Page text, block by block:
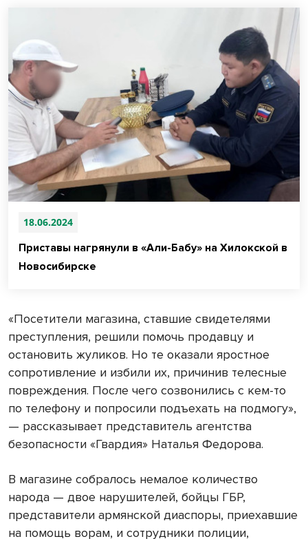
18.06.2024
Приставы нагрянули в «Али-Бабу» на Хилокской в
Новосибирске
«Посетители магазина, ставшие свидетелями
преступления, решили помочь продавцу и
остановить жуликов. Но те оказали яростное
сопротивление и избили их, причинив телесные
повреждения. После чего созвонились с кем-то
по телефону и попросили подъехать на подмогу»,
— рассказывает представитель агентства
безопасности «Гвардия» Наталья Федорова.
В магазине собралось немалое количество
народа — двое нарушителей, бойцы ГБР,
представители армянской диаспоры, приехавшие
на помощь ворам, и сотрудники полиции,